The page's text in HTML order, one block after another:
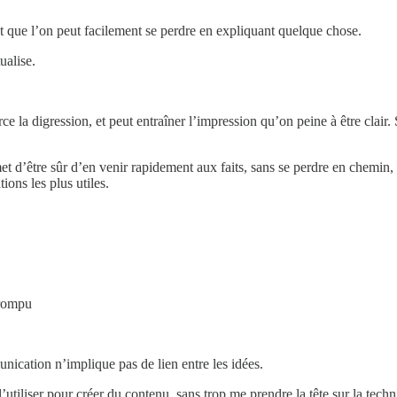
l’on peut facilement se perdre en expliquant quelque chose.
la digression, et peut entraîner l’impression qu’on peine à être
d’être sûr d’en venir rapidement aux faits, sans se perdre en
les plus utiles.
n’implique pas de lien entre les idées.
pour créer du contenu, sans trop me prendre la tête sur la